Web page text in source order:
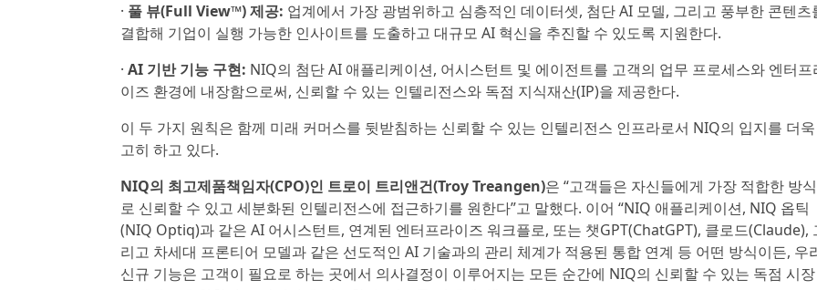
· 풀 뷰(Full View™) 제공: 업계에서 가장 광범위하고 심층적인 데이터셋, 첨단 AI 모델, 그리고 풍부한 콘텐츠
결합해 기업이 실행 가능한 인사이트를 도출하고 대규모 AI 혁신을 추진할 수 있도록 지원한다.
· AI 기반 기능 구현: NIQ의 첨단 AI 애플리케이션, 어시스턴트 및 에이전트를 고객의 업무 프로세스와 엔터프
이즈 환경에 내장함으로써, 신뢰할 수 있는 인텔리전스와 독점 지식재산(IP)을 제공한다.
이 두 가지 원칙은 함께 미래 커머스를 뒷받침하는 신뢰할 수 있는 인텔리전스 인프라로서 NIQ의 입지를 더
고히 하고 있다.
NIQ의 최고제품책임자(CPO)인 트로이 트리앤건(Troy Treangen)은 “고객들은 자신들에게 가장 적합한 방
로 신뢰할 수 있고 세분화된 인텔리전스에 접근하기를 원한다”고 말했다. 이어 “NIQ 애플리케이션, NIQ 옵틱
(NIQ Optiq)과 같은 AI 어시스턴트, 연계된 엔터프라이즈 워크플로, 또는 챗GPT(ChatGPT), 클로드(Claude),
리고 차세대 프론티어 모델과 같은 선도적인 AI 기술과의 관리 체계가 적용된 통합 연계 등 어떤 방식이든, 우
신규 기능은 고객이 필요로 하는 곳에서 의사결정이 이루어지는 모든 순간에 NIQ의 신뢰할 수 있는 독점 시